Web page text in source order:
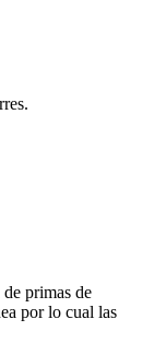
primas de
por lo cual las